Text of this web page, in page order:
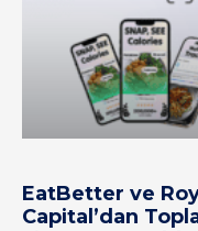
EatBetter ve
Capital’dan